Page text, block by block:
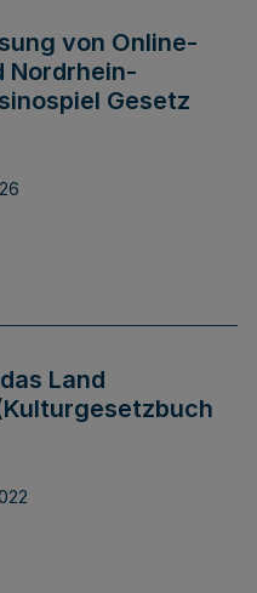
von Online-
Nordrhein-
Gesetz
Land